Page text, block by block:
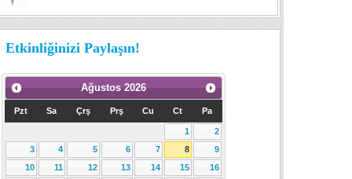
Etkinliğinizi Paylaşın!
Ağustos 2026
Pzt Sa Çrş Prş Cu Ct Pa
1
2
3
4 5 6 7 8
9
10
11 12 13 14 15
16